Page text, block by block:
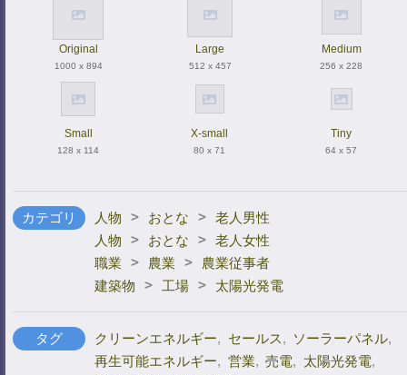
Original
1000 x 894
Large
512 x 457
Medium
256 x 228
Small
128 x 114
X-small
80 x 71
Tiny
64 x 57
カテゴリ 人物 > おとな > 老人男性
人物
> おとな > 老人女性
職業
> 農業 >
農業従事者
建築物
> 工場 > 太陽光発電
タグ クリーンエネルギー, セールス, ソーラーパネル,
再生可能エネルギー, 営業, 売電, 太陽光発電,